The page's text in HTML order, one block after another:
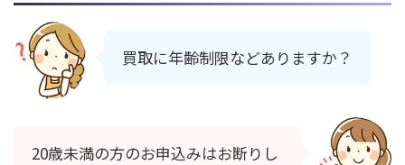
買取に年齢制限などありますか？
20歳未満の方のお申込みはお断りし